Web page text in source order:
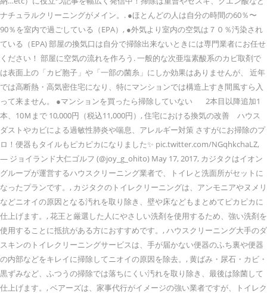
ナチュラルクリーニングがメイン。. ●ほとんどの人は自分の時間の60％〜
90％を室内で過ごしている（EPA）, ●外気より室内の空気は７０％汚染され
ている（EPA) 部屋の換気口は自分で掃除出来ないときには専門業者にお任せ
ください！ 部屋に空気の流れを作ろう. 一般的な次亜塩素酸系のカビ取剤で
は表面上の「カビ胞子」や「一部の菌糸」にしか効果はありませんが、 近年
では高断熱・高気密住宅になり、特にマンションでは構造上すき間風すら入
って来ません。 ●マンションを買ったら掃除していない 2本目以降追加1
本、10Ｍまで 10,000円（税込11,000円）, 住宅における換気の改善 ハウス
ダストやカビによる過敏性肺炎や喘息、アレルギー対策 さすがにお掃除のプ
ロ！便器もタイルもピカピカになりました✨ pic.twitter.com/NGqhkchaLZ,
— ジョイランド大仁ゴルフ (@joy_g_ohito) May 17, 2017, カジタクはイオン
グループが運営するハウスクリーニング業者で、トイレと洗面所がセットに
なったプランです。, カジタクのトイレクリーニングは、アンモニアやヌメリ
などニオイの原因となる汚れを取り除き、壁や床などもまとめてピカピカに
仕上げます。, 花王と厳選した人にやさしい洗剤を使用するため、強い洗剤を
使用することに抵抗がある方におすすめです。, ハウスクリーニング大手のダ
スキンのトイレクリーニングサービスは、手が届かない便器のふち裏や便器
の内部などをキレイに掃除してニオイの原因を除去。, 黄ばみ・尿石・カビ・
黒ずみなど、ふつうの掃除では落ちにくい汚れを取り除き、最後は除菌して
仕上げます。, ベアーズは、家事代行がイメージの強い業者ですが、トイレク